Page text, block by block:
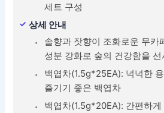
세트 구성
상세 안내
솔향과 잣향이 조화로운 무카
성분 강화로 숲의 건강함을 선
백엽차(1.5g*25EA): 넉넉한
즐기기 좋은 백엽차
백엽차(1.5g*20EA): 간편하